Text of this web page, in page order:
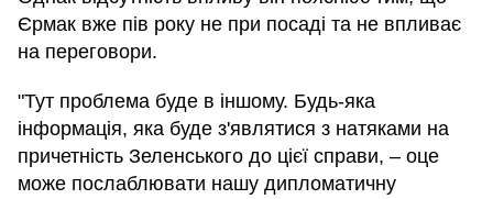
Єрмак вже пів року не при посаді та не впливає
на переговори.
"Тут проблема буде в іншому. Будь-яка
інформація, яка буде з'являтися з натяками на
причетність Зеленського до цієї справи, – оце
може послаблювати нашу дипломатичну